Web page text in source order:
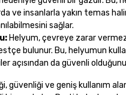
ve insanlarla yakın temas
sağlar.
Helyum, çevreye zarar
bulunur. Bu, helyumun
açısından da güvenli
güvenliği ve geniş kullanım